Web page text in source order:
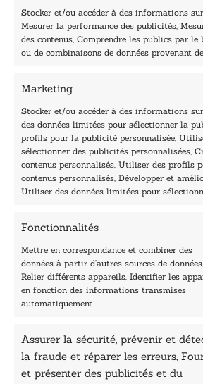
Stocker et/ou accéder à des informations
Mesurer la performance des publicités,
des contenus, Comprendre les publics par
ou de combinaisons de données provenant
Marketing
Stocker et/ou accéder à des informations
des données limitées pour sélectionner la
profils pour la publicité personnalisée,
sélectionner des publicités personnalisées,
contenus personnalisés, Utiliser des profils
contenus personnalisés, Développer et
Utiliser des données limitées pour
Fonctionnalités
Mettre en correspondance et combiner des
données à partir d’autres sources de données,
Relier différents appareils, Identifier les
en fonction des informations transmises
automatiquement.
Assurer la sécurité, prévenir et
la fraude et réparer les erreurs,
et présenter des publicités et du
a
i
l
40, rue du Louvre 75001 Paris
Horaires du standard
De mardi à vendredi :
9h - 12h et 13h30 - 16h30
Lundi, samedi et dimanche : fermé
Navigation
Accueil
Les Plumes du Lys Bleu
Prix sciences humaines et sociales
Nos collections
Nos auteurs
Catalogue
Sciences humaines
Pratique
Le Petit Lys